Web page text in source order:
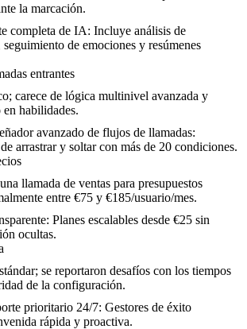
la marcación.
completa de IA: Incluye análisis de
de emociones y resúmenes
entrantes
carece de lógica multinivel avanzada y
en habilidades.
avanzado de flujos de llamadas:
arrastrar y soltar con más de 20 condiciones.
llamada de ventas para presupuestos
entre €75 y €185/usuario/mes.
Planes escalables desde €25 sin
ocultas.
se reportaron desafíos con los tiempos
de la configuración.
prioritario 24/7: Gestores de éxito
rápida y proactiva.